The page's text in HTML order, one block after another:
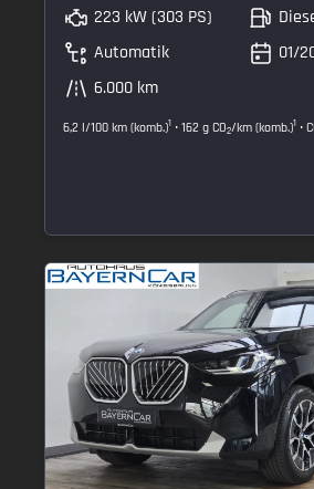
223 kW (303 PS)
Automatik
6.000 km
01/
6,2 l/100 km (komb.)1 • 162 g CO2/km (komb.)1 •